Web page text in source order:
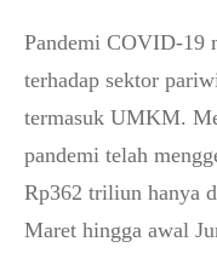
Pandemi COVID-19
terhadap sektor
termasuk UMKM.
pandemi telah
Rp362 triliun hanya
Maret hingga awal